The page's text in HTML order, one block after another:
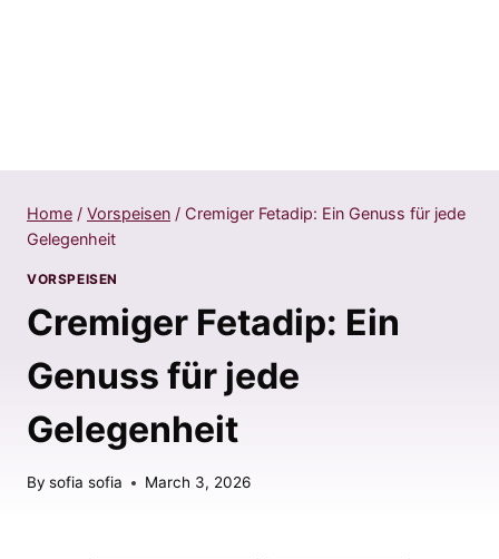
Home / Vorspeisen / Cremiger Fetadip: Ein Genuss für jede
Gelegenheit
VORSPEISEN
Cremiger Fetadip: Ein
Genuss für jede
Gelegenheit
By sofia sofia March 3, 2026